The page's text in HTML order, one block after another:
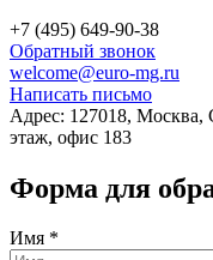
+7 (495) 649-90-38
Обратный звонок
welcome@euro-mg.ru
Написать письмо
Адрес: 127018, Москва,
этаж, офис 183
Форма для
Имя *